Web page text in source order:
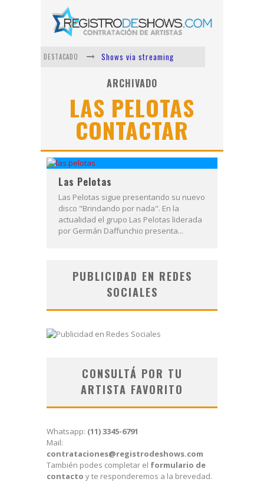
DESTACADO
Shows via streaming
Lit Killah
Nicki Nicole
Duki
Vi Em
ARCHIVADO
LAS PELOTAS
CONTACTAR
Las Pelotas
Las Pelotas sigue presentando su nuevo
disco "Brindando por nada". En la
actualidad el grupo Las Pelotas liderada
por Germán Daffunchio presenta...
PUBLICIDAD EN REDES
SOCIALES
CONSULTÁ POR TU
ARTISTA FAVORITO
Whatsapp: (11) 3345-6791
Mail:
contrataciones@registrodeshows.com
También podes completar el formulario de
contacto y te responderemos a la brevedad.